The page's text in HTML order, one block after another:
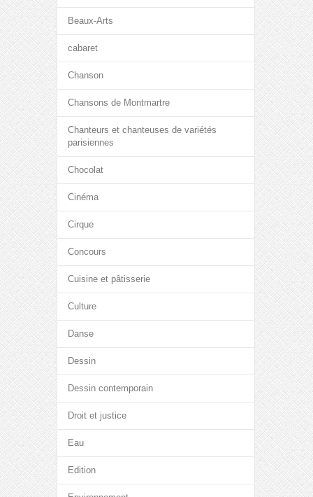
Beaux-Arts
cabaret
Chanson
Chansons de Montmartre
Chanteurs et chanteuses de variétés
parisiennes
Chocolat
Cinéma
Cirque
Concours
Cuisine et pâtisserie
Culture
Danse
Dessin
Dessin contemporain
Droit et justice
Eau
Edition